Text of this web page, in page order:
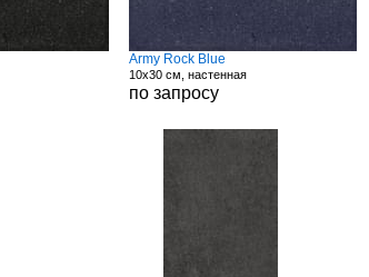
Army Rock Blue
10x30 см, настенная
по запросу